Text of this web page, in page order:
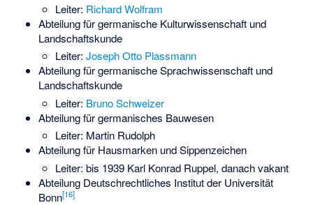
Leiter: Richard Wolfram
Abteilung für germanische Kulturwissenschaft und
Landschaftskunde
Leiter:Joseph Otto Plassmann
Abteilung für germanische Sprachwissenschaft und
Landschaftskunde
Leiter: Bruno Schweizer
Abteilung für germanisches Bauwesen
Leiter: Martin Rudolph
Abteilung für Hausmarken und Sippenzeichen
Leiter: bis 1939 Karl Konrad Ruppel, danach vakant
Abteilung Deutschrechtliches Institut der Universität
Bonn[16]